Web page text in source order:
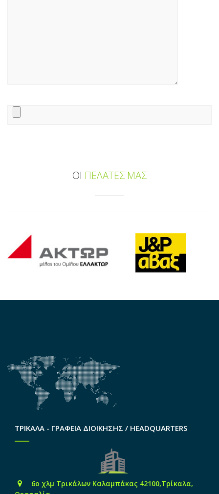
ΟΙ ΠΕΛΑΤΕΣ ΜΑΣ
ΤΡΙΚΑΛΑ - ΓΡΑΦΕΙΑ ΔΙΟΙΚΗΣΗΣ / HEADQUARTERS
6o χλμ Τρικάλων Καλαμπάκας 42100,Τρίκαλα,